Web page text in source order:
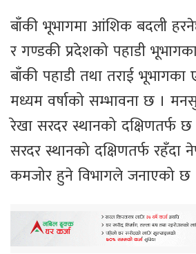
बाँकी भूभागमा आंशिक बदली
र गण्डकी प्रदेशको पहाडी
बाँकी पहाडी तथा तराई
मध्यम वर्षाको सम्भावना छ ।
रेखा सरदर स्थानको दक्षिणतर्फ
सरदर स्थानको दक्षिणतर्फ रहँदा
कमजोर हुने विभागले जनाएको छ